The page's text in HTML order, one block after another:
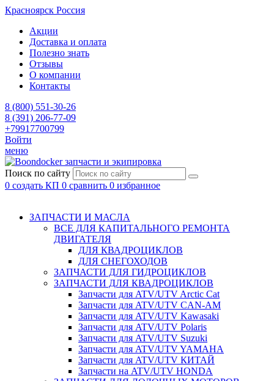
Красноярск Россия
Акции
Доставка и оплата
Полезно знать
Отзывы
О компании
Контакты
8 (800) 551-30-26
8 (391) 206-77-09
+79917700799
Войти
меню
запчасти и экипировка
Поиск по сайту
0 создать КП 0 сравнить 0 избранное
ЗАПЧАСТИ И МАСЛА
ВСЕ ДЛЯ КАПИТАЛЬНОГО РЕМОНТА
ДВИГАТЕЛЯ
ДЛЯ КВАДРОЦИКЛОВ
ДЛЯ СНЕГОХОДОВ
ЗАПЧАСТИ ДЛЯ ГИДРОЦИКЛОВ
ЗАПЧАСТИ ДЛЯ КВАДРОЦИКЛОВ
Запчасти для ATV/UTV Arctic Cat
Запчасти для ATV/UTV CAN-AM
Запчасти для ATV/UTV Kawasaki
Запчасти для ATV/UTV Polaris
Запчасти для ATV/UTV Suzuki
Запчасти для ATV/UTV YAMAHA
Запчасти для ATV/UTV КИТАЙ
Запчасти на ATV/UTV HONDA